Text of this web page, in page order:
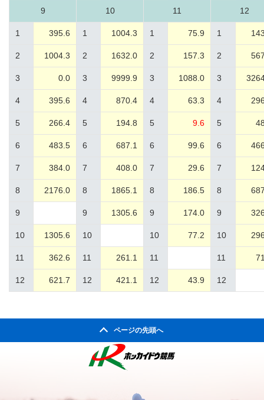
9 10 11 12
1 395.6 1 1004.3 1 75.9 1
2 1004.3 2 1632.0 2 157.3 2
3 0.0 3 9999.9 3 1088.0 3
4 395.6 4 870.4 4 63.3 4
5 266.4 5 194.8 5 9.6 5
6 483.5 6 687.1 6 99.6 6
7 384.0 7 408.0 7 29.6 7
8 2176.0 8 1865.1 8 186.5 8
9 9 1305.6 9 174.0 9
10 1305.6 10 10 77.2 10
11 362.6 11 261.1 11 11
12 621.7 12 421.1 12 43.9 12
ページの先頭へ